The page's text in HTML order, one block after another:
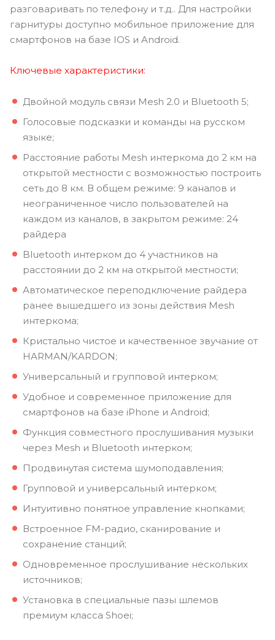
разговаривать по телефону и т.д.. Для настройки
гарнитуры доступно мобильное приложение для
смартфонов на базе IOS и Android.
Ключевые характеристики:
Двойной модуль связи Mesh 2.0 и Bluetooth 5;
Голосовые подсказки и команды на русском
языке;
Расстояние работы Mesh интеркома до 2 км на
открытой местности с возможностью построить
сеть до 8 км. В общем режиме: 9 каналов и
неограниченное число пользователей на
каждом из каналов, в закрытом режиме: 24
райдера
Bluetooth интерком до 4 участников на
расстоянии до 2 км на открытой местности;
Автоматическое переподключение райдера
ранее вышедшего из зоны действия Mesh
интеркома;
Кристально чистое и качественное звучание от
HARMAN/KARDON;
Универсальный и групповой интерком;
Удобное и современное приложение для
смартфонов на базе iPhone и Android;
Функция совместного прослушивания музыки
через Mesh и Bluetooth интерком;
Продвинутая система шумоподавления;
Групповой и универсальный интерком;
Интуитивно понятное управление кнопками;
Встроенное FM-радио, сканирование и
сохранение станций;
Одновременное прослушивание нескольких
источников;
Установка в специальные пазы шлемов
премиум класса Shoei;